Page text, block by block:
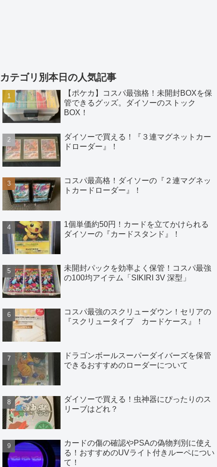
カテゴリ別本日の人気記事
【ポケカ】コスパ最強格！未開封BOXを保
管できるグッズ。ダイソーのストック
BOX！
ダイソーで買える！『３連マグネットカー
ドローダー』！
コスパ最高格！ダイソーの『２連マグネッ
トカードローダー』！
1個単価約50円！カードを立てかけられる
ダイソーの『カードスタンド』！
未開封パックを効率よく保管！コスパ最強
の100均アイテム「SIKIRI 3V 深型」
コスパ最強のスクリューダウン！セリアの
『スクリュータイプ カードケース』！
ドラゴンボールスーパーダイバーズを保管
できるおすすめのローダーについて
ダイソーで買える！虫神器にぴったりのス
リーブはどれ？
カードの傷の確認やPSAの偽物判別に使え
る！おすすめのUVライト付きルーペについ
て！